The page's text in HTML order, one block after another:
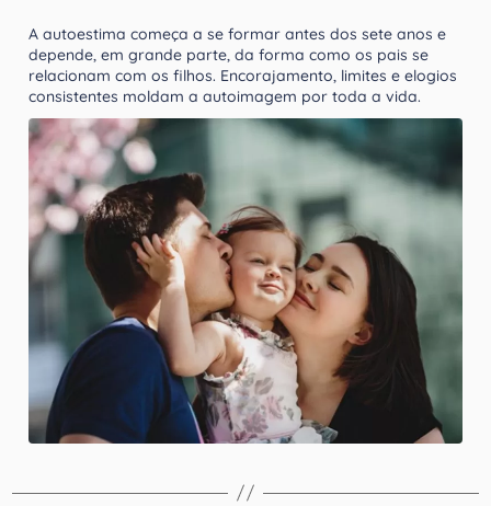
A autoestima começa a se formar antes dos sete anos e
depende, em grande parte, da forma como os pais se
relacionam com os filhos. Encorajamento, limites e elogios
consistentes moldam a autoimagem por toda a vida.